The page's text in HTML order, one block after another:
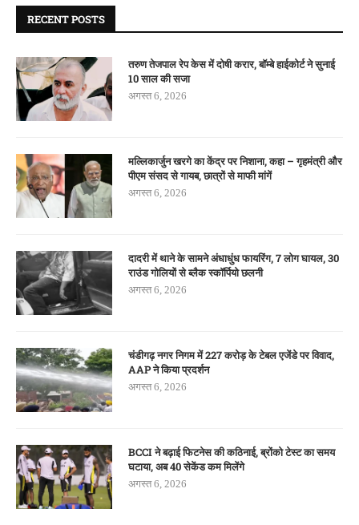
RECENT POSTS
तरुण तेजपाल रेप केस में दोषी करार, बॉम्बे हाईकोर्ट ने सुनाई
10 साल की सजा
अगस्त 6, 2026
मल्लिकार्जुन खरगे का केंद्र पर निशाना, कहा – गृहमंत्री और
पीएम संसद से गायब, छात्रों से माफी मांगें
अगस्त 6, 2026
दादरी में थाने के सामने अंधाधुंध फायरिंग, 7 लोग घायल, 30
राउंड गोलियों से ब्लैक स्कॉर्पियो छलनी
अगस्त 6, 2026
चंडीगढ़ नगर निगम में 227 करोड़ के टेबल एजेंडे पर विवाद,
AAP ने किया प्रदर्शन
अगस्त 6, 2026
BCCI ने बढ़ाई फिटनेस की कठिनाई, ब्रोंको टेस्ट का समय
घटाया, अब 40 सेकेंड कम मिलेंगे
अगस्त 6, 2026